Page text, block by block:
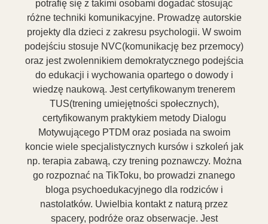
potrafię się z takimi osobami dogadać stosując
różne techniki komunikacyjne. Prowadzę autorskie
projekty dla dzieci z zakresu psychologii. W swoim
podejściu stosuje NVC(komunikację bez przemocy)
oraz jest zwolennikiem demokratycznego podejścia
do edukacji i wychowania opartego o dowody i
wiedzę naukową. Jest certyfikowanym trenerem
TUS(trening umiejętności społecznych),
certyfikowanym praktykiem metody Dialogu
Motywującego PTDM oraz posiada na swoim
koncie wiele specjalistycznych kursów i szkoleń jak
np. terapia zabawą, czy trening poznawczy. Można
go rozpoznać na TikToku, bo prowadzi znanego
bloga psychoedukacyjnego dla rodziców i
nastolatków. Uwielbia kontakt z naturą przez
spacery, podróże oraz obserwacje. Jest